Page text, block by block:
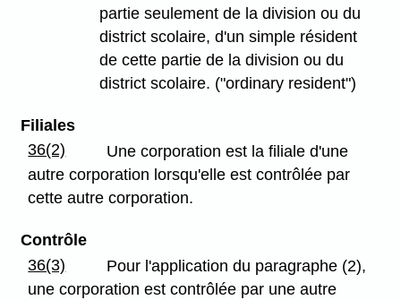
partie seulement de la division ou du
district scolaire, d'un simple résident
de cette partie de la division ou du
district scolaire. ("ordinary resident")
Filiales
36(2)
Une corporation est la filiale d'une
autre corporation lorsqu'elle est contrôlée par
cette autre corporation.
Contrôle
36(3)
Pour l'application du paragraphe (2),
une corporation est contrôlée par une autre